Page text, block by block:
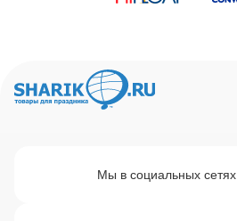
Мы в социальных сетях